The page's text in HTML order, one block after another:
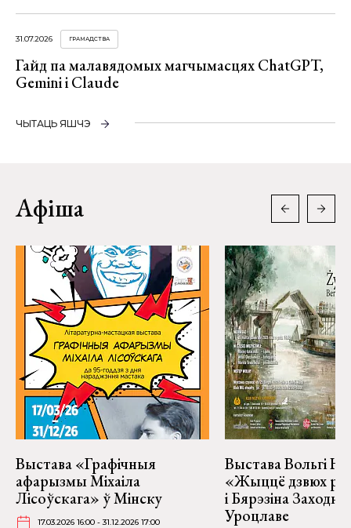
31.07.2026 ГРАМАДСТВА
Гайд па малавядомых магчымасцях ChatGPT,
Gemini і Claude
ЧЫТАЦЬ ЯШЧЭ
Афіша
Выстава «Графічныя
афарызмы Міхаіла
Лісоўскага» ў Мінску
17.03.2026 16:00 - 31.12.2026 17:00
Выстава Вольгі
«Жыццё дзвюх
і Бярэзіна
Уроцлаве